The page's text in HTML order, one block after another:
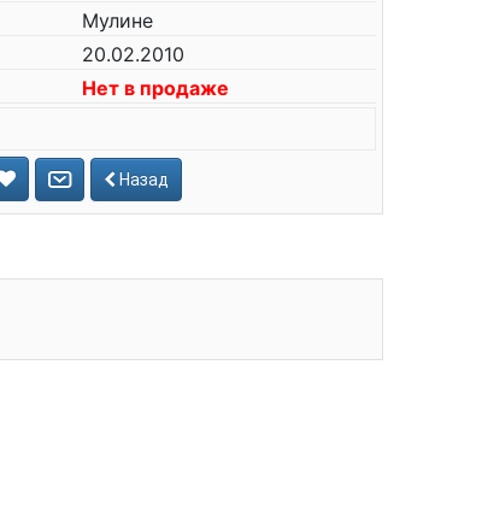
Мулине
20.02.2010
Нет в продаже
Назад